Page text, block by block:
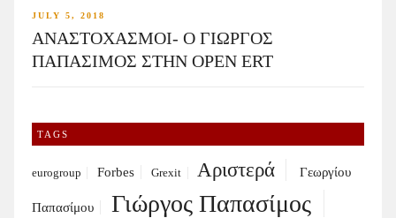
JULY 5, 2018
ΑΝΑΣΤΟΧΑΣΜΟΙ- Ο ΓΙΩΡΓΟΣ
ΠΑΠΑΣΙΜΟΣ ΣΤΗΝ OPEN ERT
TAGS
eurogroup Forbes Grexit Αριστερά Γεωργίου
Παπασίμου Γιώργος Παπασίμος